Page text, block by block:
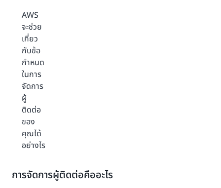
AWS
จะช่วย
เกี่ยว
กับข้อ
กำหนด
ในการ
จัดการ
ผู้
ติดต่อ
ของ
คุณได้
อย่างไร
การจัดการผู้ติดต่อคืออะไร